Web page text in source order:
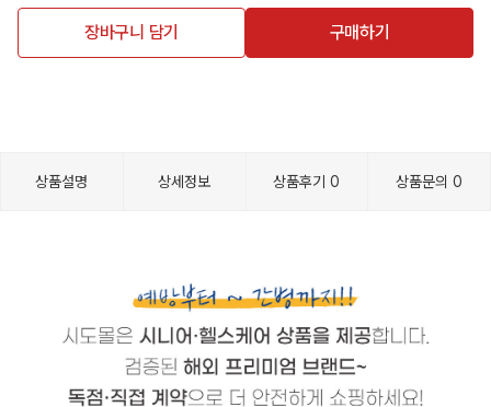
장바구니 담기 구매하기
상품설명 상세정보 상품후기0 상품문의0